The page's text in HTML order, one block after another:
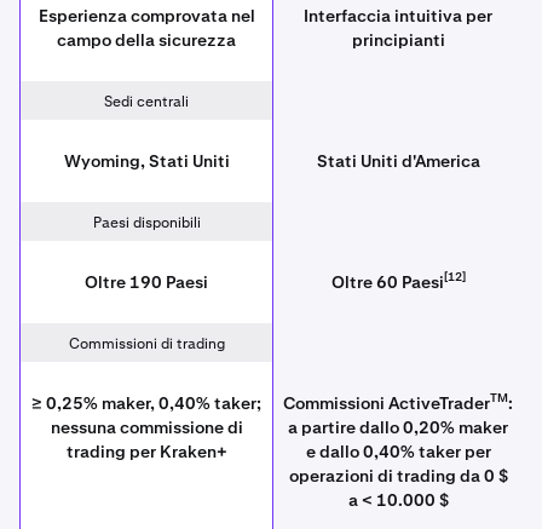
Esperienza comprovata nel
campo della sicurezza
Interfaccia intuitiva per
principianti
Sedi centrali
Wyoming, Stati Uniti Stati Uniti d'America
Paesi disponibili
Oltre 190 Paesi Oltre 60 Paesi[12]
Commissioni di trading
≥ 0,25% maker, 0,40% taker;
nessuna commissione di
trading per Kraken+
Commissioni ActiveTraderTM:
a partire dallo 0,20% maker
e dallo 0,40% taker per
operazioni di trading da 0 $
a < 10.000 $